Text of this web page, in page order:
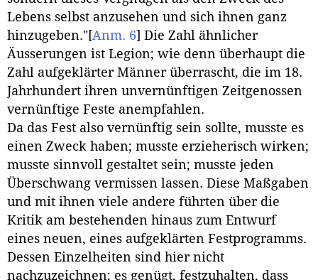
Lebens selbst anzusehen und sich ihnen ganz
hinzugeben."[Anm. 6] Die Zahl ähnlicher
Äusserungen ist Legion; wie denn überhaupt die
Zahl aufgeklärter Männer überrascht, die im 18.
Jahrhundert ihren unvernünftigen Zeitgenossen
vernünftige Feste anempfahlen.
Da das Fest also vernünftig sein sollte, musste es
einen Zweck haben; musste erzieherisch wirken;
musste sinnvoll gestaltet sein; musste jeden
Überschwang vermissen lassen. Diese Maßgaben
und mit ihnen viele andere führten über die
Kritik am bestehenden hinaus zum Entwurf
eines neuen, eines aufgeklärten Festprogramms.
Dessen Einzelheiten sind hier nicht
nachzuzeichnen; es genügt, festzuhalten, dass